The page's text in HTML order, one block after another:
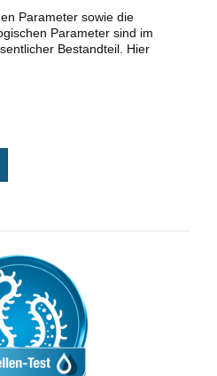
Parameter sowie die
Parameter sind im
Bestandteil. Hier